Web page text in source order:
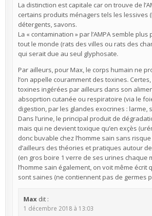
La distinction est capitale car on trouve de
certains produits ménagers tels les lessives
détergents, savons.
La « contamination » par l’AMPA semble
tout le monde (rats des villes ou rats des
qui serait due au seul glyphosate.
Par ailleurs, pour Max, le corps humain ne
l’on appelle couramment des toxines.
toxines ingérées par ailleurs dans son
absoprtion cutanée ou respiratoire (via le
digestion, par les glandes exocrines : larme,
Dans l’urine, le principal produit de
mais qui ne devient toxique qu’en exçès
donc buvable chez l’homme sain sans
d’ailleurs des théories et pratiques autour
(en gros boire 1 verre de ses urines chaque
l’homme sain également, on voit même écrit
sont saines (ne contiennent pas de germes
Max dit :
1 décembre 2018 à 13:03